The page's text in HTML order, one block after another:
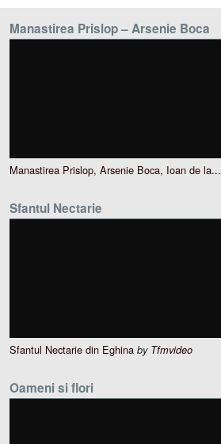
Manastirea Prislop – Arsenie Boca
Manastirea Prislop, Arsenie Boca, Ioan de la...
Sfantul Nectarie
Sfantul Nectarie din Eghina by Tfmvideo
Oameni si flori